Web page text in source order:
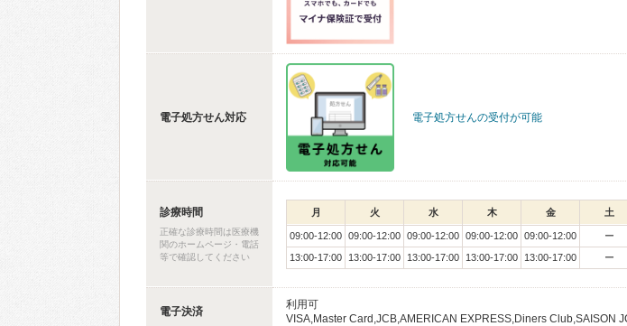
電子処方せん対応 電子処方せんの受付が可能
診療時間
正確な診療時間は医療機
関のホームページ・電話
等で確認してください
月 火 水 木 金 土
09:00-12:00 09:00-12:00 09:00-12:00 09:00-12:00 09:00-12:00 ー
13:00-17:00
13:00-17:00 13:00-17:00 13:00-17:00 13:00-17:00 ー
電子決済
利用可
VISA,Master Card,JCB,AMERICAN EXPRESS,Diners Club,SAISON